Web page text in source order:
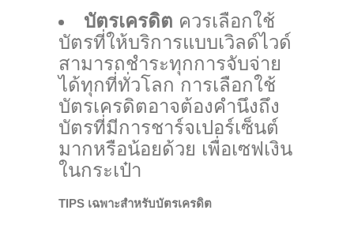
บัตรเครดิต ควรเลือกใช้
บัตรที่ให้บริการแบบเวิลด์ไวด์
สามารถชำระทุกการจับจ่าย
ได้ทุกที่ทั่วโลก การเลือกใช้
บัตรเครดิตอาจต้องคำนึงถึง
บัตรที่มีการชาร์จเปอร์เซ็นต์
มากหรือน้อยด้วย เพื่อเซฟเงิน
ในกระเป๋า
TIPS เฉพาะสำหรับบัตรเครดิต